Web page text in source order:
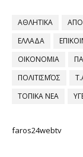
ΑΘΛΗΤΙΚΑ
ΕΛΛΑΔΑ
ΟΙΚΟΝΟΜΙΑ
ΠΟΛΙΤΙΣΜΌΣ
ΤΟΠΙΚΑ ΝΕΑ
faros24webtv